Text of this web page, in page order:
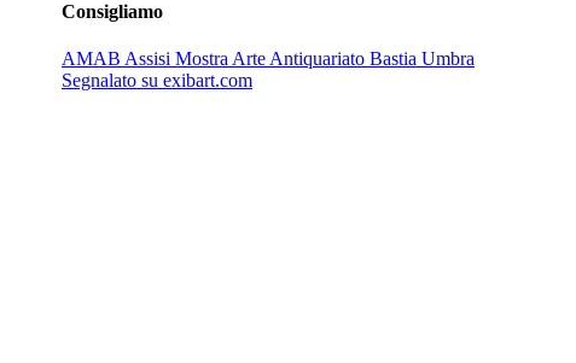
Consigliamo
AMAB Assisi Mostra Arte Antiquariato Bastia Umbra
Segnalato su exibart.com